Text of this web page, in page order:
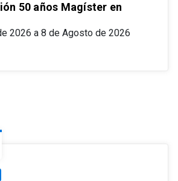
50 años Magíster en
2026 a 8 de Agosto de 2026